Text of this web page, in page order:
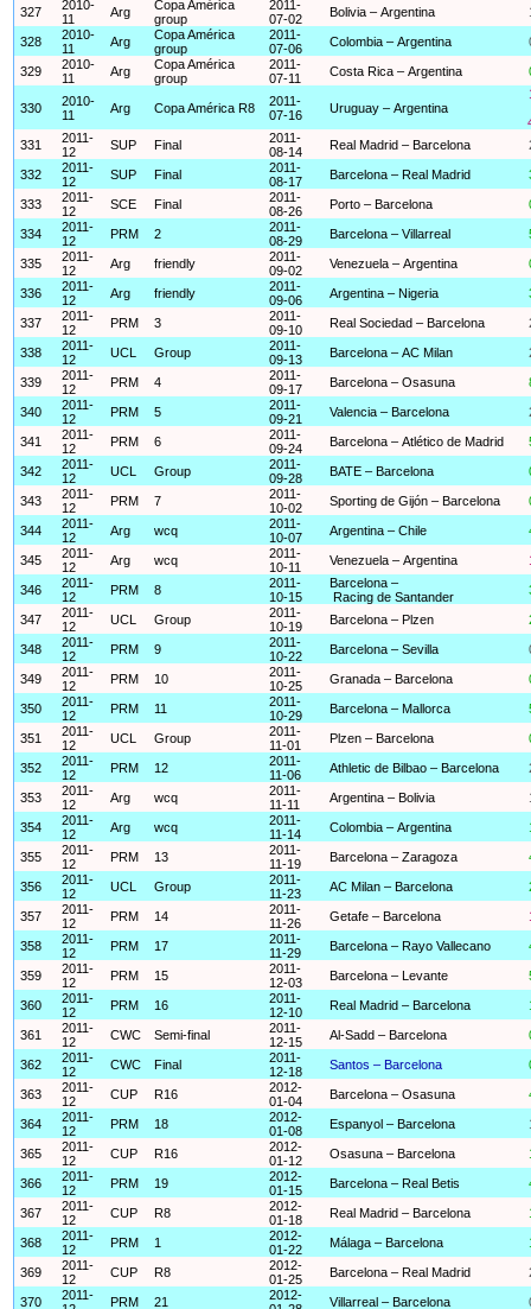
327
2010-
11
Arg
Copa América
group
2011-
07-02
Bolivia – Argentina
328
2010-
11
Arg
Copa América
group
2011-
07-06
Colombia – Argentina
329
2010-
11
Arg
Copa América
group
2011-
07-11
Costa Rica – Argentina
330
2010-
11
Arg Copa América R8
2011-
07-16
Uruguay – Argentina
331
2011-
12
SUP Final
2011-
08-14
Real Madrid – Barcelona
332
2011-
12
SUP Final
2011-
08-17
Barcelona – Real Madrid
333
2011-
12
SCE Final
2011-
08-26
Porto – Barcelona
334
2011-
12
PRM 2
2011-
08-29
Barcelona – Villarreal
335
2011-
12
Arg friendly
2011-
09-02
Venezuela – Argentina
336
2011-
12
Arg friendly
2011-
09-06
Argentina – Nigeria
337
2011-
12
PRM 3
2011-
09-10
Real Sociedad – Barcelona
338
2011-
12
UCL Group
2011-
09-13
Barcelona – AC Milan
339
2011-
12
PRM 4
2011-
09-17
Barcelona – Osasuna
340
2011-
12
PRM 5
2011-
09-21
Valencia – Barcelona
341
2011-
12
PRM 6
2011-
09-24
Barcelona – Atlético de Madrid
342
2011-
12
UCL Group
2011-
09-28
BATE – Barcelona
343
2011-
12
PRM 7
2011-
10-02
Sporting de Gijón – Barcelona
344
2011-
12
Arg wcq
2011-
10-07
Argentina – Chile
345
2011-
12
Arg wcq
2011-
10-11
Venezuela – Argentina
346
2011-
12
PRM 8
2011-
10-15
Barcelona –
Racing de Santander
347
2011-
12
UCL Group
2011-
10-19
Barcelona – Plzen
348
2011-
12
PRM 9
2011-
10-22
Barcelona – Sevilla
349
2011-
12
PRM 10
2011-
10-25
Granada – Barcelona
350
2011-
12
PRM 11
2011-
10-29
Barcelona – Mallorca
351
2011-
12
UCL Group
2011-
11-01
Plzen – Barcelona
352
2011-
12
PRM 12
2011-
11-06
Athletic de Bilbao – Barcelona
353
2011-
12
Arg wcq
2011-
11-11
Argentina – Bolivia
354
2011-
12
Arg wcq
2011-
11-14
Colombia – Argentina
355
2011-
12
PRM 13
2011-
11-19
Barcelona – Zaragoza
356
2011-
12
UCL Group
2011-
11-23
AC Milan – Barcelona
357
2011-
12
PRM 14
2011-
11-26
Getafe – Barcelona
358
2011-
12
PRM 17
2011-
11-29
Barcelona – Rayo Vallecano
359
2011-
12
PRM 15
2011-
12-03
Barcelona – Levante
360
2011-
12
PRM 16
2011-
12-10
Real Madrid – Barcelona
361
2011-
12
CWC Semi-final
2011-
12-15
Al-Sadd – Barcelona
362
2011-
12
CWC Final
2011-
12-18
Santos – Barcelona
363
2011-
12
CUP R16
2012-
01-04
Barcelona – Osasuna
364
2011-
12
PRM 18
2012-
01-08
Espanyol – Barcelona
365
2011-
12
CUP R16
2012-
01-12
Osasuna – Barcelona
366
2011-
12
PRM 19
2012-
01-15
Barcelona – Real Betis
367
2011-
12
CUP R8
2012-
01-18
Real Madrid – Barcelona
368
2011-
12
PRM 1
2012-
01-22
Málaga – Barcelona
369
2011-
12
CUP R8
2012-
01-25
Barcelona – Real Madrid
370
2011-
PRM 21
2012-
Villarreal – Barcelona